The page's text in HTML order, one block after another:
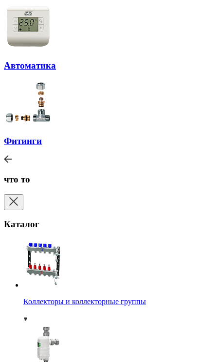
Автоматика
Фитинги
что то
Каталог
Коллекторы и коллекторные группы